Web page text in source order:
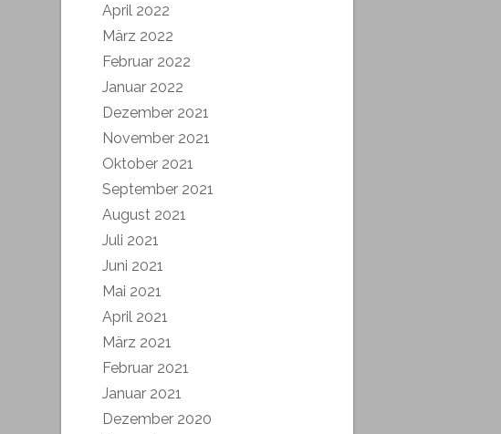
April 2022
März 2022
Februar 2022
Januar 2022
Dezember 2021
November 2021
Oktober 2021
September 2021
August 2021
Juli 2021
Juni 2021
Mai 2021
April 2021
März 2021
Februar 2021
Januar 2021
Dezember 2020